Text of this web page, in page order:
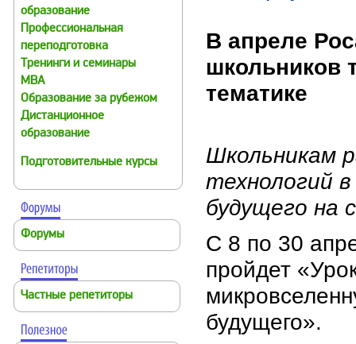
образование
Профессиональная
переподготовка
Тренинги и семинары
MBA
Образование за рубежом
Дистанционное
образование
Подготовительные курсы
Форумы
Частные репетиторы
В апреле
школьников
тематике
Школьникам
технологий
будущего на
С 8 по 30
пройдет
будущего».